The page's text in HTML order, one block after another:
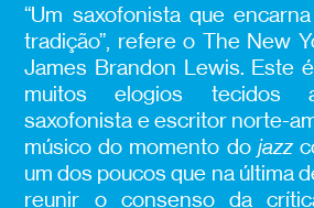
“Um saxofonista que
tradição”, refere o The New
James Brandon Lewis. Este
muitos elogios tecidos
saxofonista e escritor norte-
músico do momento do jazz
um dos poucos que na última
reunir o consenso da